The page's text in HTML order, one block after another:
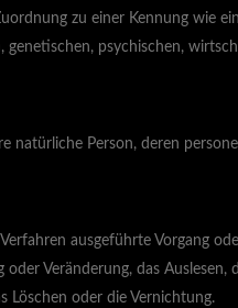
zu einer Kennung wie
genetischen, psychischen,
natürliche Person, deren
ausgeführte Vorgang
Veränderung, das
Löschen oder die Vernichtung.